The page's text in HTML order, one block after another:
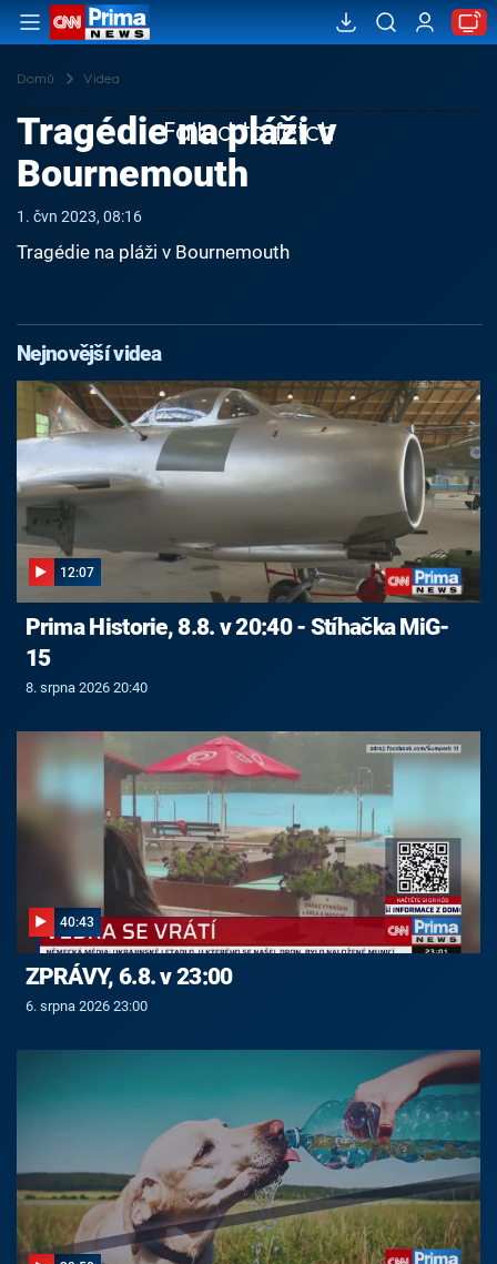
Domů Videa
Failed to fetch
Tragédie na pláži v
Bournemouth
1. čvn 2023, 08:16
Tragédie na pláži v Bournemouth
Nejnovější videa
12:07
Prima Historie, 8.8. v 20:40 - Stíhačka MiG-
15
8. srpna 2026 20:40
40:43
ZPRÁVY, 6.8. v 23:00
6. srpna 2026 23:00